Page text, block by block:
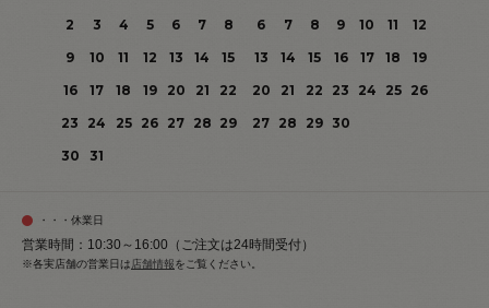
2
3 4 5 6 7
8
9
10 11 12 13 14
15
16
17 18 19 20 21
22
23
24 25 26 27 28 29
30
31
6
7 8 9 10 11
12
13
14 15 16 17 18
19
20
21 22 23 24 25
26
27 28 29 30
・・・休業日
営業時間：10:30～16:00（ご注文は24時間受付）
※各実店舗の営業日は 店舗情報をご覧ください。